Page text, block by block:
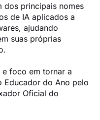
dos principais nomes
de IA aplicados a
ajudando
suas próprias
foco em tornar a
Educador do Ano pelo
Oficial do